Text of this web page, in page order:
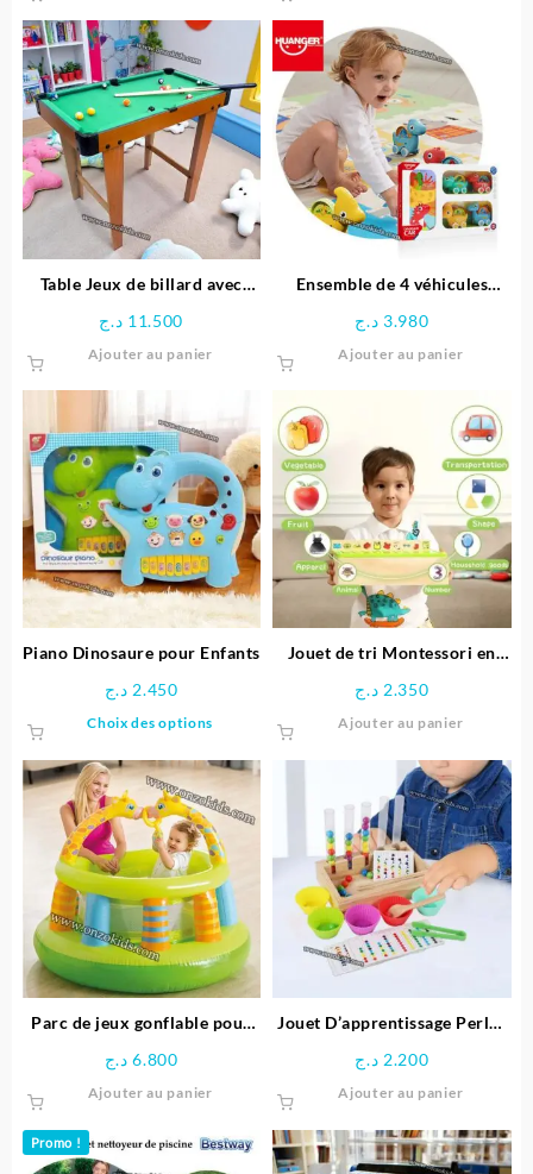
était :
est :
6.900 د.ج. plusieurs
variations.
Les
options
peuvent
être
choisies
sur
la
page
Table Jeux de billard avec
11.500 د.ج
Ajouter au panier
Ensemble de 4 véhicules
– HUANGER
3.980 د.ج
Ajouter au panier
Piano Dinosaure pour Enfants
2.450 د.ج
Choix des options
a
variations.
Les
options
peuvent
être
choisies
sur
la
page
Jouet de tri Montessori en
2.350 د.ج
Ajouter au panier
Parc de jeux gonflable pour
6.800 د.ج
Ajouter au panier
Jouet D’apprentissage Perles
2.200 د.ج
Ajouter au panier
Promo !